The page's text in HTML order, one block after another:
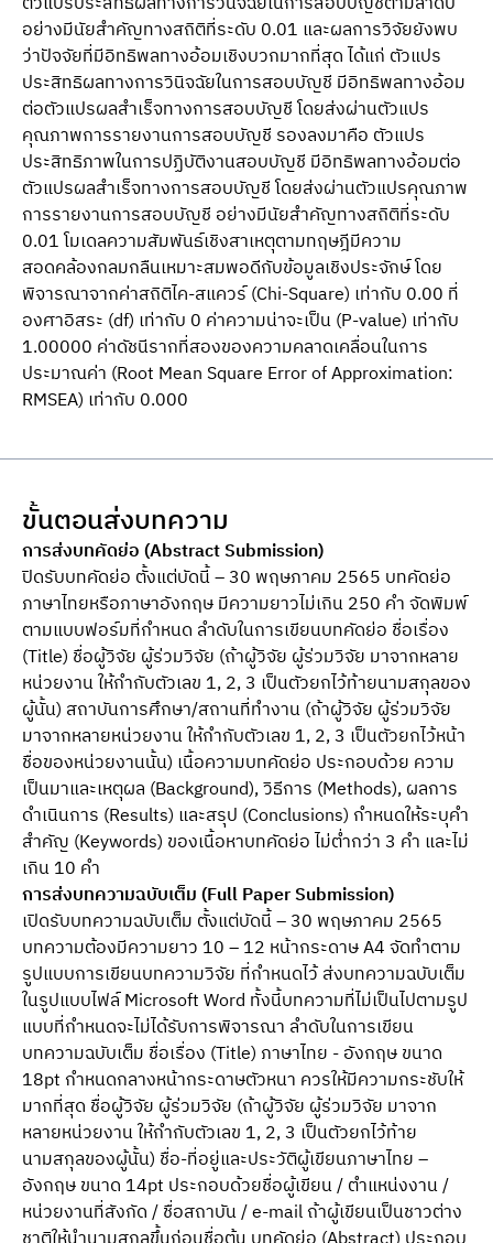
อย่างมีนัยสำคัญทางสถิติที่ระดับ 0.01 และผลการวิจัยยังพบ
ว่าปัจจัยที่มีอิทธิพลทางอ้อมเชิงบวกมากที่สุด ได้แก่ ตัวแปร
ประสิทธิผลทางการวินิจฉัยในการสอบบัญชี มีอิทธิพลทางอ้อม
ต่อตัวแปรผลสำเร็จทางการสอบบัญชี โดยส่งผ่านตัวแปร
คุณภาพการรายงานการสอบบัญชี รองลงมาคือ ตัวแปร
ประสิทธิภาพในการปฏิบัติงานสอบบัญชี มีอิทธิพลทางอ้อมต่อ
ตัวแปรผลสำเร็จทางการสอบบัญชี โดยส่งผ่านตัวแปรคุณภาพ
การรายงานการสอบบัญชี อย่างมีนัยสำคัญทางสถิติที่ระดับ
0.01 โมเดลความสัมพันธ์เชิงสาเหตุตามทฤษฎีมีความ
สอดคล้องกลมกลืนเหมาะสมพอดีกับข้อมูลเชิงประจักษ์ โดย
พิจารณาจากค่าสถิติไค-สแควร์ (Chi-Square) เท่ากับ 0.00 ที่
องศาอิสระ (df) เท่ากับ 0 ค่าความน่าจะเป็น (P-value) เท่ากับ
1.00000 ค่าดัชนีรากที่สองของความคลาดเคลื่อนในการ
ประมาณค่า (Root Mean Square Error of Approximation:
RMSEA) เท่ากับ 0.000
ขั้นตอนส่งบทความ
การส่งบทคัดย่อ (Abstract Submission)
ปิดรับบทคัดย่อ ตั้งแต่บัดนี้ – 30 พฤษภาคม 2565 บทคัดย่อ
ภาษาไทยหรือภาษาอังกฤษ มีความยาวไม่เกิน 250 คำ จัดพิมพ์
ตามแบบฟอร์มที่กำหนด ลำดับในการเขียนบทคัดย่อ ชื่อเรื่อง
(Title) ชื่อผู้วิจัย ผู้ร่วมวิจัย (ถ้าผู้วิจัย ผู้ร่วมวิจัย มาจากหลาย
หน่วยงาน ให้กำกับตัวเลข 1, 2, 3 เป็นตัวยกไว้ท้ายนามสกุลของ
ผู้นั้น) สถาบันการศึกษา/สถานที่ทำงาน (ถ้าผู้วิจัย ผู้ร่วมวิจัย
มาจากหลายหน่วยงาน ให้กำกับตัวเลข 1, 2, 3 เป็นตัวยกไว้หน้า
ชื่อของหน่วยงานนั้น) เนื้อความบทคัดย่อ ประกอบด้วย ความ
เป็นมาและเหตุผล (Background), วิธีการ (Methods), ผลการ
ดำเนินการ (Results) และสรุป (Conclusions) กำหนดให้ระบุคำ
สำคัญ (Keywords) ของเนื้อหาบทคัดย่อ ไม่ต่ำกว่า 3 คำ และไม่
เกิน 10 คำ
การส่งบทความฉบับเต็ม (Full Paper Submission)
เปิดรับบทความฉบับเต็ม ตั้งแต่บัดนี้ – 30 พฤษภาคม 2565
บทความต้องมีความยาว 10 – 12 หน้ากระดาษ A4 จัดทำตาม
รูปแบบการเขียนบทความวิจัย ที่กำหนดไว้ ส่งบทความฉบับเต็ม
ในรูปแบบไฟล์ Microsoft Word ทั้งนี้บทความที่ไม่เป็นไปตามรูป
แบบที่กำหนดจะไม่ได้รับการพิจารณา ลำดับในการเขียน
บทความฉบับเต็ม ชื่อเรื่อง (Title) ภาษาไทย - อังกฤษ ขนาด
18pt กำหนดกลางหน้ากระดาษตัวหนา ควรให้มีความกระชับให้
มากที่สุด ชื่อผู้วิจัย ผู้ร่วมวิจัย (ถ้าผู้วิจัย ผู้ร่วมวิจัย มาจาก
หลายหน่วยงาน ให้กำกับตัวเลข 1, 2, 3 เป็นตัวยกไว้ท้าย
นามสกุลของผู้นั้น) ชื่อ-ที่อยู่และประวัติผู้เขียนภาษาไทย –
อังกฤษ ขนาด 14pt ประกอบด้วยชื่อผู้เขียน / ตำแหน่งงาน /
หน่วยงานที่สังกัด / ชื่อสถาบัน / e-mail ถ้าผู้เขียนเป็นชาวต่าง